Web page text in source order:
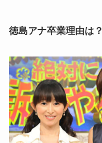
徳島アナ卒業理由は？